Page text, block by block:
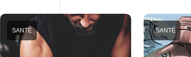
SANTÉ SANTÉ